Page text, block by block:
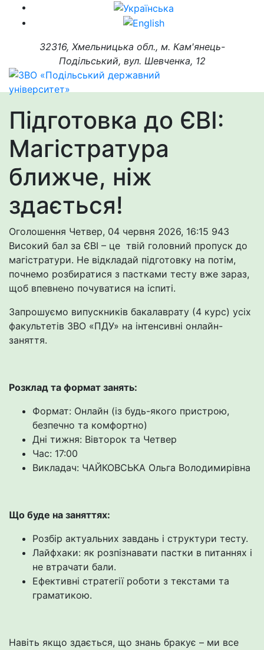
32316, Хмельницька обл., м. Кам'янець-
Подільський, вул. Шевченка, 12
Підготовка до ЄВІ:
Магістратура
ближче, ніж
здається!
Оголошення Четвер, 04 червня 2026, 16:15 943
Високий бал за ЄВІ – це твій головний пропуск до
магістратури. Не відкладай підготовку на потім,
почнемо розбиратися з пастками тесту вже зараз,
щоб впевнено почуватися на іспиті.
Запрошуємо випускників бакалаврату (4 курс) усіх
факультетів ЗВО «ПДУ» на інтенсивні онлайн-
заняття.
Розклад та формат занять:
Формат: Онлайн (із будь-якого пристрою,
безпечно та комфортно)
Дні тижня: Вівторок та Четвер
Час: 17:00
Викладач: ЧАЙКОВСЬКА Ольга Володимирівна
Що буде на заняттях:
Розбір актуальних завдань і структури тесту.
Лайфхаки: як розпізнавати пастки в питаннях і
не втрачати бали.
Ефективні стратегії роботи з текстами та
граматикою.
Навіть якщо здається, що знань бракує – ми все